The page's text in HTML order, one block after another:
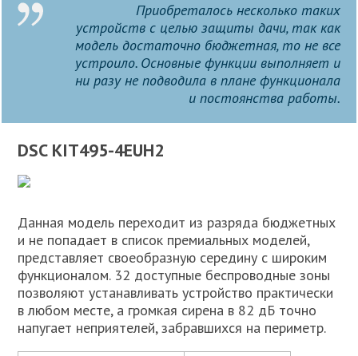
Приобреталось несколько таких
устройств с целью защиты дачи, так как
модель достаточно бюджетная, то не все
устроило. Основные функции выполняет и
ни разу не подводила в плане функционала
и постоянства работы.
DSC KIT495-4EUH2
Данная модель переходит из разряда бюджетных
и не попадает в список премиальных моделей,
представляет своеобразную середину с широким
функционалом. 32 доступные беспроводные зоны
позволяют устанавливать устройство практически
в любом месте, а громкая сирена в 82 дБ точно
напугает неприятелей, забравшихся на периметр.